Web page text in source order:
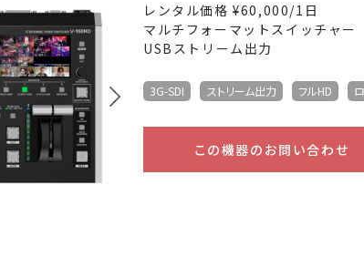
レンタル価格 ¥60,000/1日
マルチフォーマットスイッチャー
USBストリーム出力
3G-SDI ストリーム出力 フルHD
この機器のお問い合わせ